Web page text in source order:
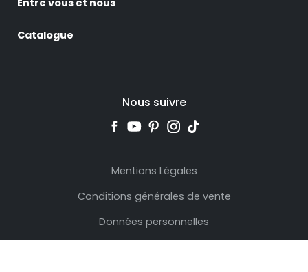
Catalogue
Nous suivre
Mentions Légales
Conditions générales de vente
Données personnelles